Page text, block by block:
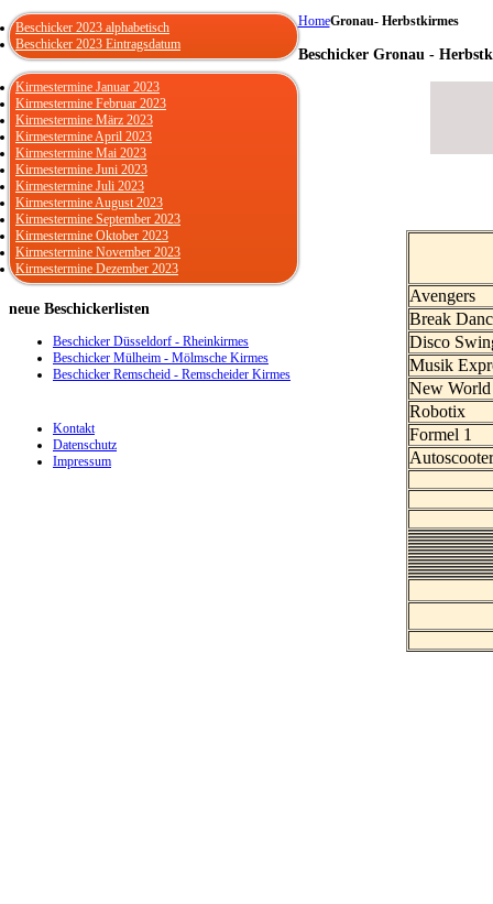
HomeGronau- Herbstkirmes
Beschicker Gronau -
Avengers
Break
Disco
Musik
New
Robotix
Formel 1
Beschicker 2023 alphabetisch
Beschicker 2023 Eintragsdatum
Kirmestermine Januar 2023
Kirmestermine Februar 2023
Kirmestermine März 2023
Kirmestermine April 2023
Kirmestermine Mai 2023
Kirmestermine Juni 2023
Kirmestermine Juli 2023
Kirmestermine August 2023
Kirmestermine September 2023
Kirmestermine Oktober 2023
Kirmestermine November 2023
Kirmestermine Dezember 2023
neue Beschickerlisten
Beschicker Düsseldorf - Rheinkirmes
Beschicker Mülheim - Mölmsche Kirmes
Beschicker Remscheid - Remscheider Kirmes
Kontakt
Datenschutz
Impressum